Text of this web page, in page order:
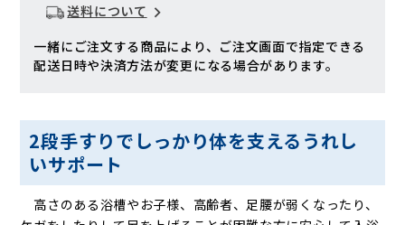
送料について
一緒にご注文する商品により、ご注文画面で指定できる
配送日時や決済方法が変更になる場合があります。
2段手すりでしっかり体を支えるうれし
いサポート
高さのある浴槽やお子様、高齢者、足腰が弱くなったり、